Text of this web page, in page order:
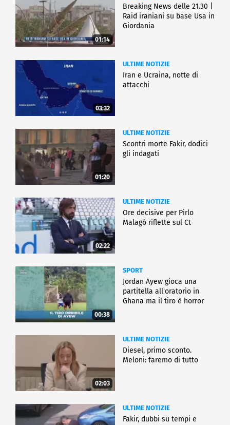
01:14
Breaking News delle 21.30 |
Raid iraniani su base Usa in
Giordania
03:32
ULTIME NOTIZIE
Iran e Ucraina, notte di
attacchi
01:20
ULTIME NOTIZIE
Scontri morte Fakir, dodici
gli indagati
02:22
ULTIME NOTIZIE
Ore decisive per Pirlo
Malagò riflette sul Ct
00:38
SPORT
Jordan Ayew gioca una
partitella all'oratorio in
Ghana ma il tiro è horror
02:03
ULTIME NOTIZIE
Diesel, primo sconto.
Meloni: faremo di tutto
ULTIME NOTIZIE
Fakir, dubbi su tempi e